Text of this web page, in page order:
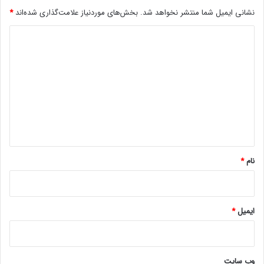
برخی از قابلیت‌های گالری نیز به نوار پایینی برنامه منتقل شده‌اند و
حتی تب مخصوصی با عنوان Recommended (پیشنهادات) برای
می‌کند.
نشانی ایمیل شما منتشر نخواهد شد. بخش‌های موردنیاز علامت‌گذاری شده‌اند*
نام*
ایمیل*
وب‌ سایت